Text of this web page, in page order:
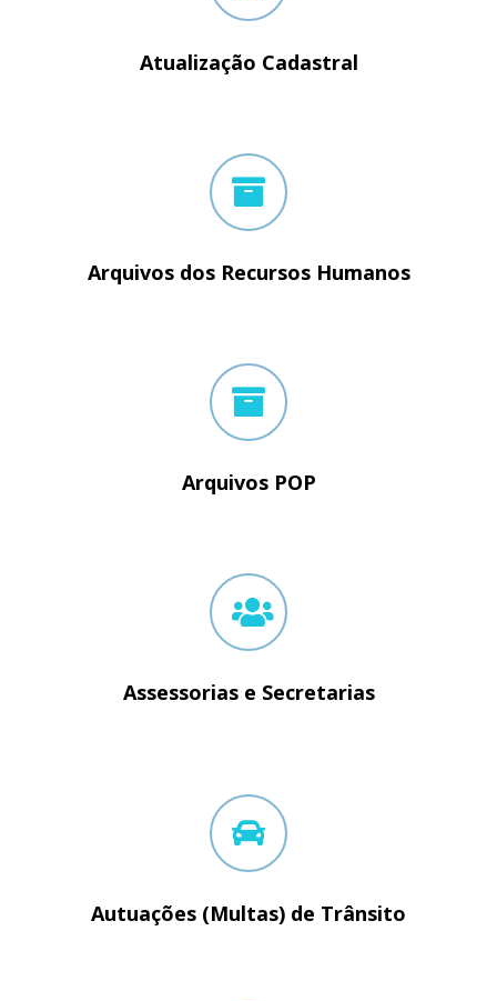
Atualização Cadastral
Arquivos dos Recursos Humanos
Arquivos POP
Assessorias e Secretarias
Autuações (Multas) de Trânsito